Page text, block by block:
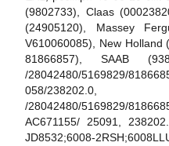
(9802733), Claas
(24905120), Massey
V610060085), New Holland
81866857), SAAB
/28042480/5169829/
058/238202.0,
/28042480/5169829/
AC671155/ 25091,
JD8532;6008-